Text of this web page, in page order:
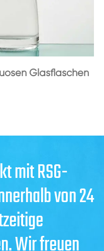
Glasflaschen
mit RSG-
von 24